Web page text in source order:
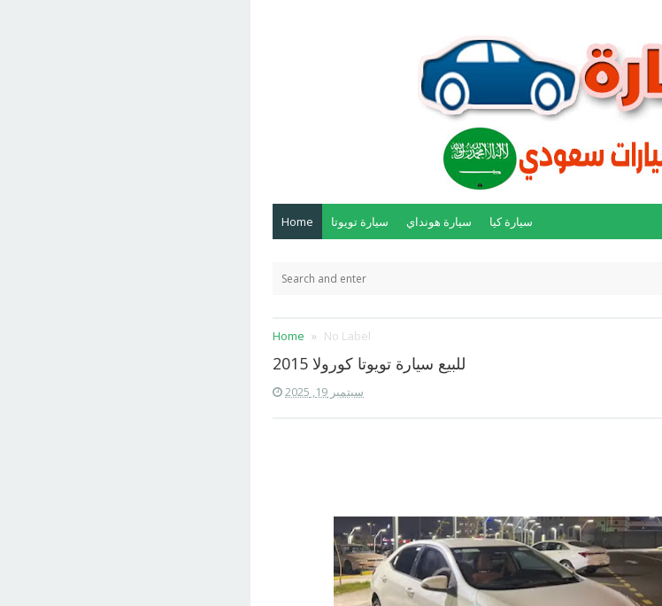
Home سيارة تويوتا سيارة هونداي سيارة كيا
Home No Label
للبيع سيارة تويوتا كورولا 2015
سبتمبر 19, 2025